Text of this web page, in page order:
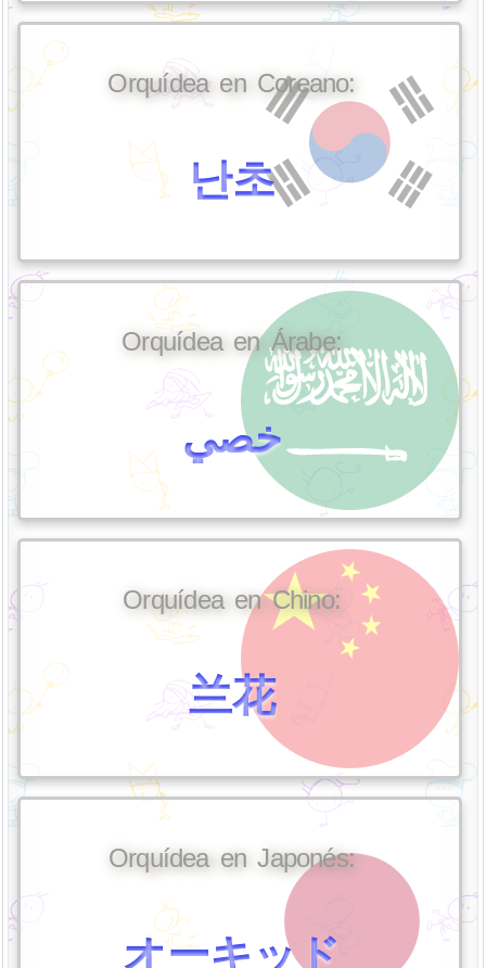
Orquídea en Coreano:
난초
Orquídea en Árabe:
خصي
Orquídea en Chino:
兰花
Orquídea en Japonés:
オーキッド